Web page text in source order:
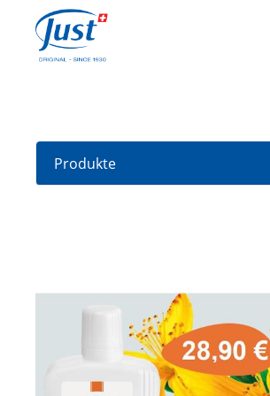
Beraterin werden
Ratgeber
Produkte
High Light
HIGHLIGHT Salz vom Toten
Spirulina Detox Body Peeling
HIGHLIGHT Fast Protection
Handcream